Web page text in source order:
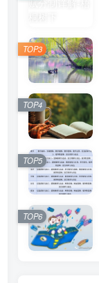
TOP3
TOP4
TOP5
TOP6